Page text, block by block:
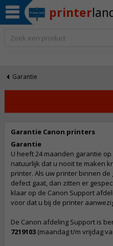
printer
Garantie
Garantie Canon printers
Garantie
U heeft 24 maanden garantie
natuurlijk dat u nooit te maken
printer. Als uw printer binnen
defect gaat, dan zitten er
klaar op de Canon Support
voor dat u bij de printer
De Canon afdeling Support is
7219103 (maandag t/m vrijdag